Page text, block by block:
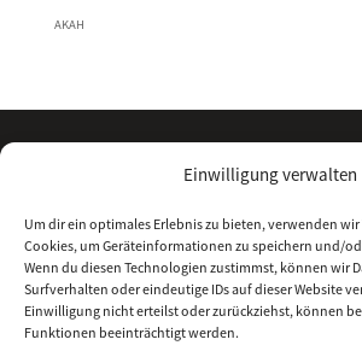
Einwilligung verwalten
Um dir ein optimales Erlebnis zu bieten, verwenden
Cookies, um Geräteinformationen zu speichern und/
Wenn du diesen Technologien zustimmst, können wir
Surfverhalten oder eindeutige IDs auf dieser Website
Einwilligung nicht erteilst oder zurückziehst, können
Funktionen beeinträchtigt werden.
AKAH